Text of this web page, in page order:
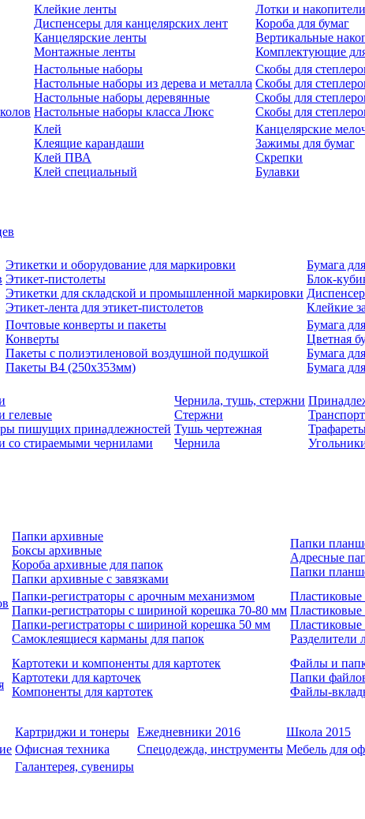
Клейкие ленты
Диспенсеры для канцелярских лент
Канцелярские ленты
Монтажные ленты
Лотки и
Короба для бумаг
Вертикальные
Комплектующие
Настольные наборы
Настольные наборы из дерева и металла
Настольные наборы деревянные
Настольные наборы класса Люкс
Скобы для
Скобы для
Скобы для
Скобы для
Клей
Клеящие карандаши
Клей ПВА
Клей специальный
Канцелярские
Зажимы для бумаг
Скрепки
Булавки
Этикетки и оборудование для маркировки
Этикет-пистолеты
Этикетки для складской и промышленной маркировки
Этикет-лента для этикет-пистолетов
Бумага
Блок-
Клейкие
Почтовые конверты и пакеты
Конверты
Пакеты с полиэтиленовой воздушной подушкой
Пакеты В4 (250х353мм)
Бумага
Цветная
Бумага
Бумага
гелевые
пишущих принадлежностей
со стираемыми чернилами
Чернила, тушь, стержни
Стержни
Тушь чертежная
Чернила
Папки архивные
Боксы архивные
Короба архивные для папок
Папки архивные с завязками
Папки
Адресные
Папки
Папки-регистраторы с арочным механизмом
Папки-регистраторы с шириной корешка 70-80 мм
Папки-регистраторы с шириной корешка 50 мм
Самоклеящиеся карманы для папок
Пластиковые
Пластиковые
Пластиковые
Разделители
Картотеки и компоненты для картотек
Картотеки для карточек
Компоненты для картотек
Файлы и
Папки
Файлы-
Картриджи и тонеры Ежедневники 2016
Школа 2015
Офисная техника Спецодежда, инструменты Мебель для
Галантерея, сувениры